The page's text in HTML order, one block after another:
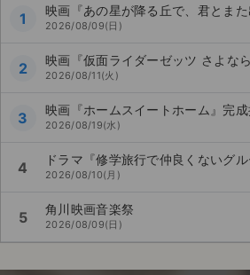
1 2026/08/09(日)
2 2026/08/11(火)
3 映画『ホームスイートホーム』完
2026/08/19(水)
4 2026/08/10(月)
5 角川映画音楽祭
2026/08/09(日)